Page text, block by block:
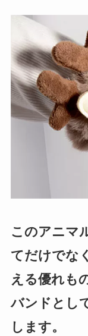
このアニマ
てだけでな
える優れも
バンドとし
します。